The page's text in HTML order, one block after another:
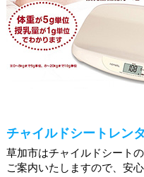
チャイルドシートレン
草加市はチャイルドシート
ご案内いたしますので、安